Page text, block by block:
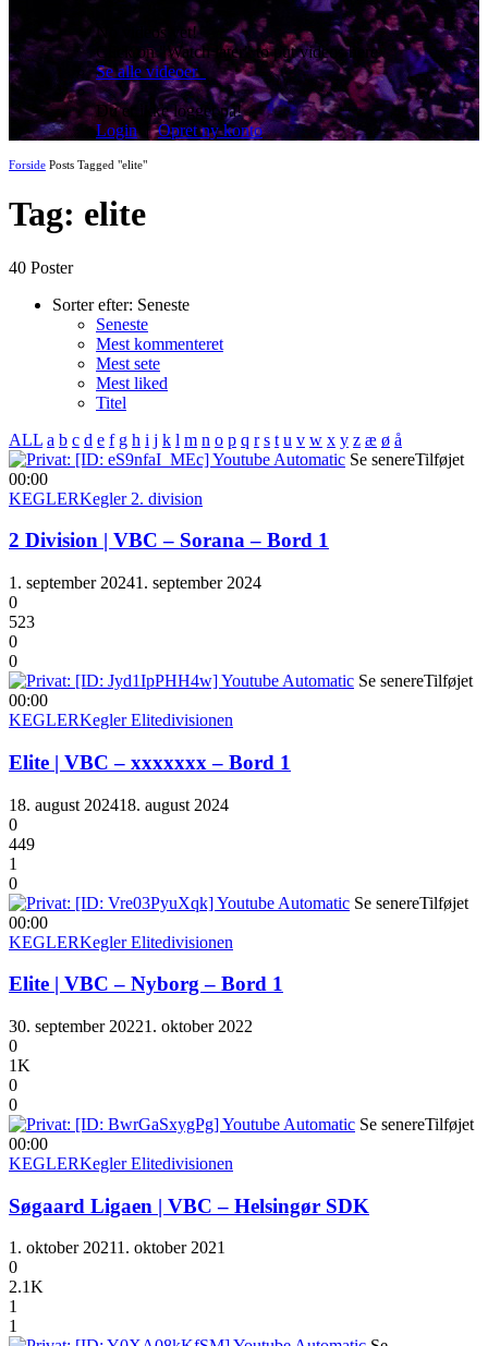
No videos yet!
Click on "Watch later" to put videos here
Se alle videoer
Du er ikke logget på!
Login|Opret ny konto
Forside Posts Tagged "elite"
Tag: elite
40 Poster
Sorter efter: Seneste
Seneste
Mest kommenteret
Mest sete
Mest liked
Titel
ALL a b c d e f g h i j k l m n o p q r s t u v w x y z æ ø å
Se senereTilføjet
00:00
KEGLERKegler 2. division
2 Division | VBC – Sorana – Bord 1
1. september 20241. september 2024
0
523
0
0
Se senereTilføjet
00:00
KEGLERKegler Elitedivisionen
Elite | VBC – xxxxxxx – Bord 1
18. august 202418. august 2024
0
449
1
0
Se senereTilføjet
00:00
KEGLERKegler Elitedivisionen
Elite | VBC – Nyborg – Bord 1
30. september 20221. oktober 2022
0
1K
0
0
Se senereTilføjet
00:00
KEGLERKegler Elitedivisionen
Søgaard Ligaen | VBC – Helsingør SDK
1. oktober 20211. oktober 2021
0
2.1K
1
1